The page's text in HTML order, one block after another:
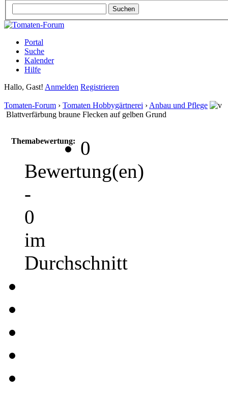
Portal
Suche
Kalender
Hilfe
Hallo, Gast! Anmelden Registrieren
Tomaten-Forum › Tomaten Hobbygärtnerei › Anbau und Pflege
Blattverfärbung braune Flecken auf gelben Grund
Themabewertung:
0
Bewertung(en)
-
0
im
Durchschnitt